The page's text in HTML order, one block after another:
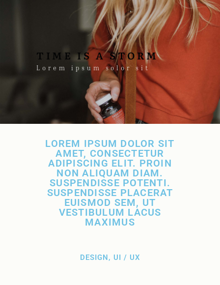
TIME IS A STORM
Lorem ipsum solor sit
LOREM IPSUM DOLOR SIT
AMET, CONSECTETUR
ADIPISCING ELIT. PROIN
NON ALIQUAM DIAM.
SUSPENDISSE POTENTI.
SUSPENDISSE PLACERAT
EUISMOD SEM, UT
VESTIBULUM LACUS
MAXIMUS
DESIGN, UI / UX